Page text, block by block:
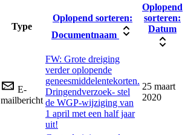
Type
Oplopend sorteren:
Documentnaam
Oplopend
sorteren:
Datum
E-
mailbericht
FW: Grote dreiging
verder oplopende
geneesmiddelentekorten.
Dringendverzoek- stel
de WGP-wijziging van
1 april met een half jaar
uit!
25 maart
2020